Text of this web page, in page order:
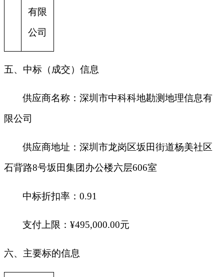
有限
公司
五、中标（成交）信息
供应商名称：深圳市中科科地勘测地理信息有
限公司
供应商地址：深圳市龙岗区坂田街道杨美社区
石背路8号坂田集团办公楼六层606室
中标折扣率：0.91
支付上限： ¥495,000.00元
六、主要标的信息